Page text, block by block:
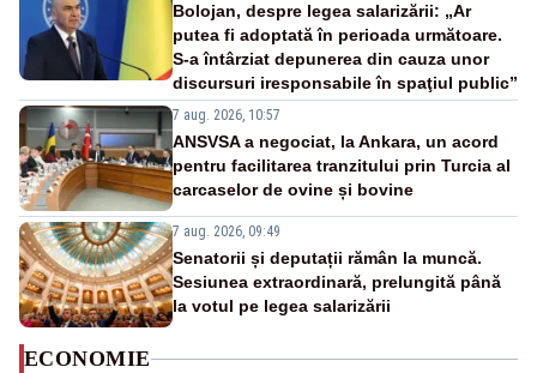
Bolojan, despre legea salarizării: „Ar
putea fi adoptată în perioada următoare.
S-a întârziat depunerea din cauza unor
discursuri iresponsabile în spaţiul public”
7 aug. 2026, 10:57
ANSVSA a negociat, la Ankara, un acord
pentru facilitarea tranzitului prin Turcia al
carcaselor de ovine și bovine
7 aug. 2026, 09:49
Senatorii și deputații rămân la muncă.
Sesiunea extraordinară, prelungită până
la votul pe legea salarizării
ECONOMIE